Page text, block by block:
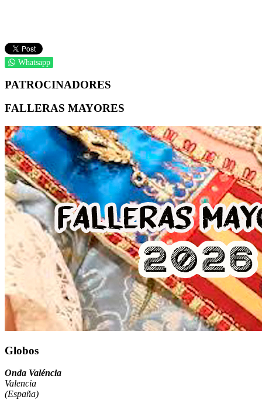
Whatsapp
PATROCINADORES
FALLERAS MAYORES
Globos
Onda Valéncia
Valencia
(España)